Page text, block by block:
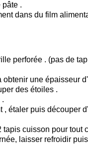
.
dans du film
perforée . (pas de
une épaisseur
des étoiles .
.
, étaler puis découper
cuisson pour tout
laisser refroidir